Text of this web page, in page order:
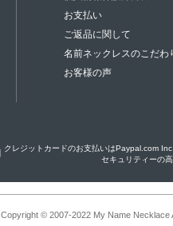
お支払い
ご返品に関して
名前ネックレスのこだわ
お客様の声
クレジットカードのお支払いはPaypal.com
セキュリティーの
Copyright © 2007-2022 My Name Necklace